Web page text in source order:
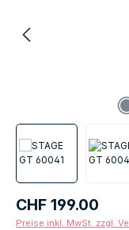
Regulärer Preis:
CHF 199.00
Preise inkl. MwSt. zzgl.